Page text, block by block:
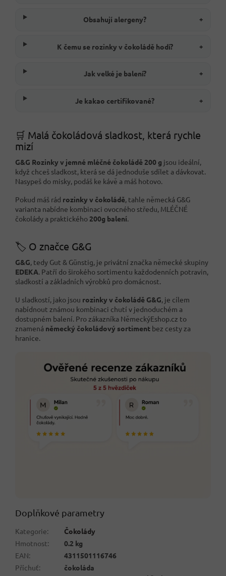
Obsahují alergeny? +
K čemu se rozinky v čokoládě hodí? +
Jak velké je balení? +
Je kakao certifikované? +
🛒 Malá čokoládová sladkost, která rychle
mizí
G&G Rozinky v jemné mléčné čokoládě 200 g jsou ideální,
když chceš sladkost, která se dá jednoduše sdílet a dávkovat.
Nasypeš do misky, podáš ke kávě a máš hotovo.
Pokud máš rád rozinky v čokoládě, tahle německá G&G
varianta nabídne kombinaci ovocného středu, MLÉČNÉ
čokolády a praktického 200g balení.
🏷️ O značce G&G
G&G, tedy Gut & Günstig, je privátní značka německé skupiny
EDEKA. Patří do širokého sortimentu každodenních potravin,
sladkostí a základních výrobků pro domácnost.
U sladkostí, jako jsou rozinky v čokoládě G&G, je cílem
nabídnout známou kombinaci chutí v jednoduchém a
dostupném balení. Pro zákazníka NěmeckýEshop.cz to
znamená německý čokoládový sortiment bez cesty za
hranice.
Doplňkové parametry
Kategorie:
Čokolády
Hmotnost:
0.2 kg
EAN:
4311501116746
Příchuť: čokoláda